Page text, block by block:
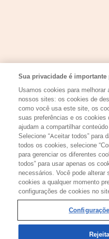
Sua privacidade é importante
Usamos cookies para
nossos sites: os cookies de
como você usa este site, os
suas preferências e os cookies
ajudam a compartilhar
Selecione “Aceitar todos” para
todos os cookies, selecione
para gerenciar os diferentes
todos” para usar apenas os
necessários. Você pode alterar
cookies a qualquer momento
configurações de cookies no